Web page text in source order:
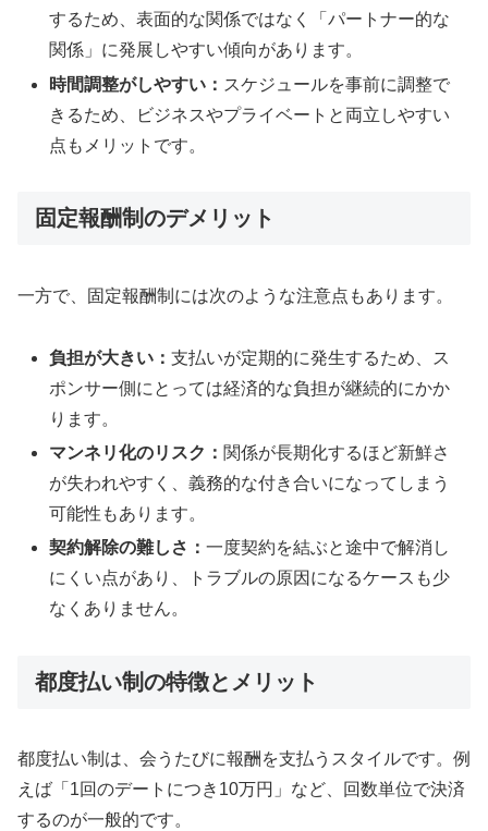
するため、表面的な関係ではなく「パートナー的な
関係」に発展しやすい傾向があります。
時間調整がしやすい： スケジュールを事前に調整で
きるため、ビジネスやプライベートと両立しやすい
点もメリットです。
固定報酬制のデメリット
一方で、固定報酬制には次のような注意点もあります。
負担が大きい：支払いが定期的に発生するため、ス
ポンサー側にとっては経済的な負担が継続的にかか
ります。
マンネリ化のリスク： 関係が長期化するほど新鮮さ
が失われやすく、義務的な付き合いになってしまう
可能性もあります。
契約解除の難しさ：一度契約を結ぶと途中で解消し
にくい点があり、トラブルの原因になるケースも少
なくありません。
都度払い制の特徴とメリット
都度払い制は、会うたびに報酬を支払うスタイルです。例
えば「1回のデートにつき10万円」など、回数単位で決済
するのが一般的です。